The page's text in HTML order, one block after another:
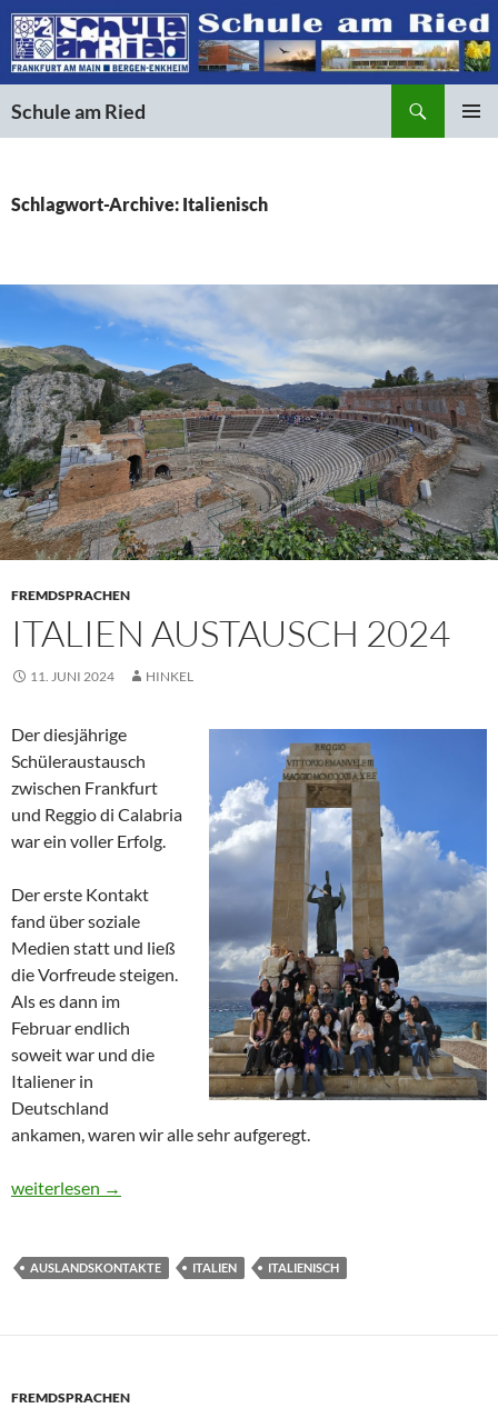
Schule am Ried
Schlagwort-Archive: Italienisch
FREMDSPRACHEN
ITALIEN AUSTAUSCH 2024
11. JUNI 2024 HINKEL
Der diesjährige
Schüleraustausch
zwischen Frankfurt
und Reggio di Calabria
war ein voller Erfolg.
Der erste Kontakt
fand über soziale
Medien statt und ließ
die Vorfreude steigen.
Als es dann im
Februar endlich
soweit war und die
Italiener in
Deutschland
ankamen, waren wir alle sehr aufgeregt.
Italien Austausch 2024
weiterlesen →
AUSLANDSKONTAKTE ITALIEN ITALIENISCH
FREMDSPRACHEN